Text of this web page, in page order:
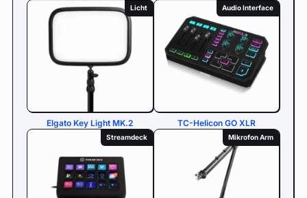
Licht
Elgato Key Light MK.2
Audio Interface
TC-Helicon GO XLR
Streamdeck Mikrofon Arm